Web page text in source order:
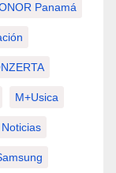
Panamá
M+usica
Noticias